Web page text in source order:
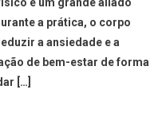
é um grande aliado
a prática, o corpo
a ansiedade e a
de bem-estar de forma
[…]